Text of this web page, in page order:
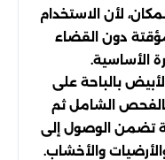
لأن الاستخدام
دون القضاء
الأساسية.
بالباحة على
بالفحص الشامل ثم
تضمن الوصول إلى
والأخشاب.